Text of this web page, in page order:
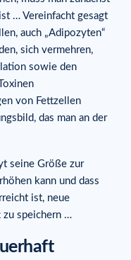
… Vereinfacht gesagt
auch „Adipozyten“
sich vermehren,
sowie den
von Fettzellen
das man an der
seine Größe zur
kann und dass
ist, neue
zu speichern …